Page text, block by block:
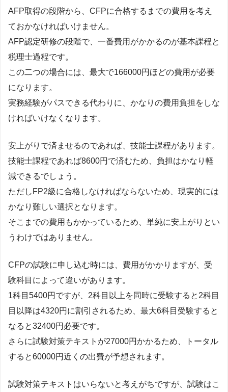
AFP取得の段階から、CFPに合格するまでの費用を考え
ておかなければいけません。
AFP認定研修の段階で、一番費用がかかるのが基本課程と
税理士過程です。
この二つの場合には、最大で166000円ほどの費用が必要
になります。
実務経験がパスできる代わりに、かなりの費用負担をしな
ければいけなくなります。
安上がりで済ませるのであれば、技能士課程があります。
技能士課程であれば8600円で済むため、負担はかなり軽
減できるでしょう。
ただしFP2級に合格しなければならないため、現実的には
かなり難しい選択となります。
そこまでの費用もかかっているため、単純に安上がりとい
うわけではありません。
CFPの試験に申し込む時には、費用がかかりますが、受
験科目によって違いがあります。
1科目5400円ですが、2科目以上を同時に受験すると2科目
目以降は4320円に割引されるため、最大6科目受験すると
なると32400円必要です。
さらに試験対策テキストが27000円かかるため、トータル
すると60000円近くの出費が予想されます。
試験対策テキストはいらないと考えがちですが、試験はこ